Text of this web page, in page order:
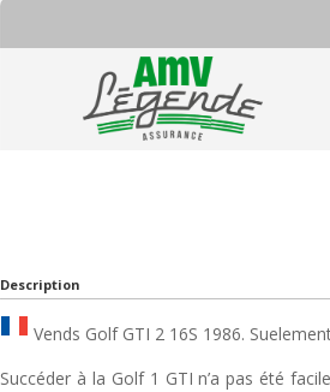
Description
Vends Golf GTI 2 16S 1986.
Succéder à la Golf 1 GTI n’a pas été